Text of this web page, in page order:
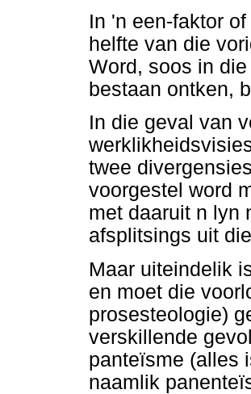
In 'n een-faktor
helfte van die
Word, soos in
bestaan ontken,
In die geval van
twee
voorgestel word
met daaruit n lyn
afsplitsings uit
Maar uiteindelik
en moet die
prosesteologie)
verskillende
panteïsme (alles
naamlik